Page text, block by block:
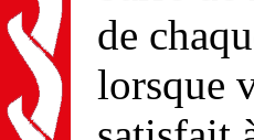
de
lorsque